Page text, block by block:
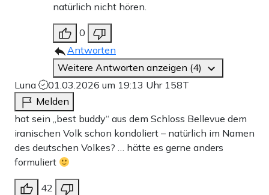
natürlich nicht hören.
0
Antworten
Weitere Antworten anzeigen (4)
Luna
01.03.2026 um 19:13 Uhr 158T
Melden
hat sein „best buddy“ aus dem Schloss Bellevue dem
iranischen Volk schon kondoliert – natürlich im Namen
des deutschen Volkes? … hätte es gerne anders
formuliert
42